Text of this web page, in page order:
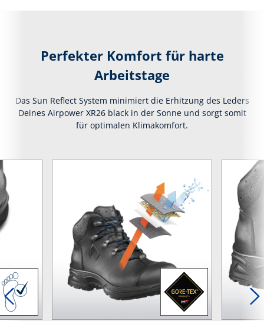
Perfekter Komfort für harte
Arbeitstage
Das Sun Reflect System minimiert die Erhitzung des Leders
Deines Airpower XR26 black in der Sonne und sorgt somit
für optimalen Klimakomfort.